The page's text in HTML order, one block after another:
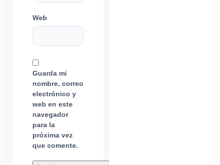
Web
Guarda mi
nombre, correo
electrónico y
web en este
navegador
para la
próxima vez
que comente.